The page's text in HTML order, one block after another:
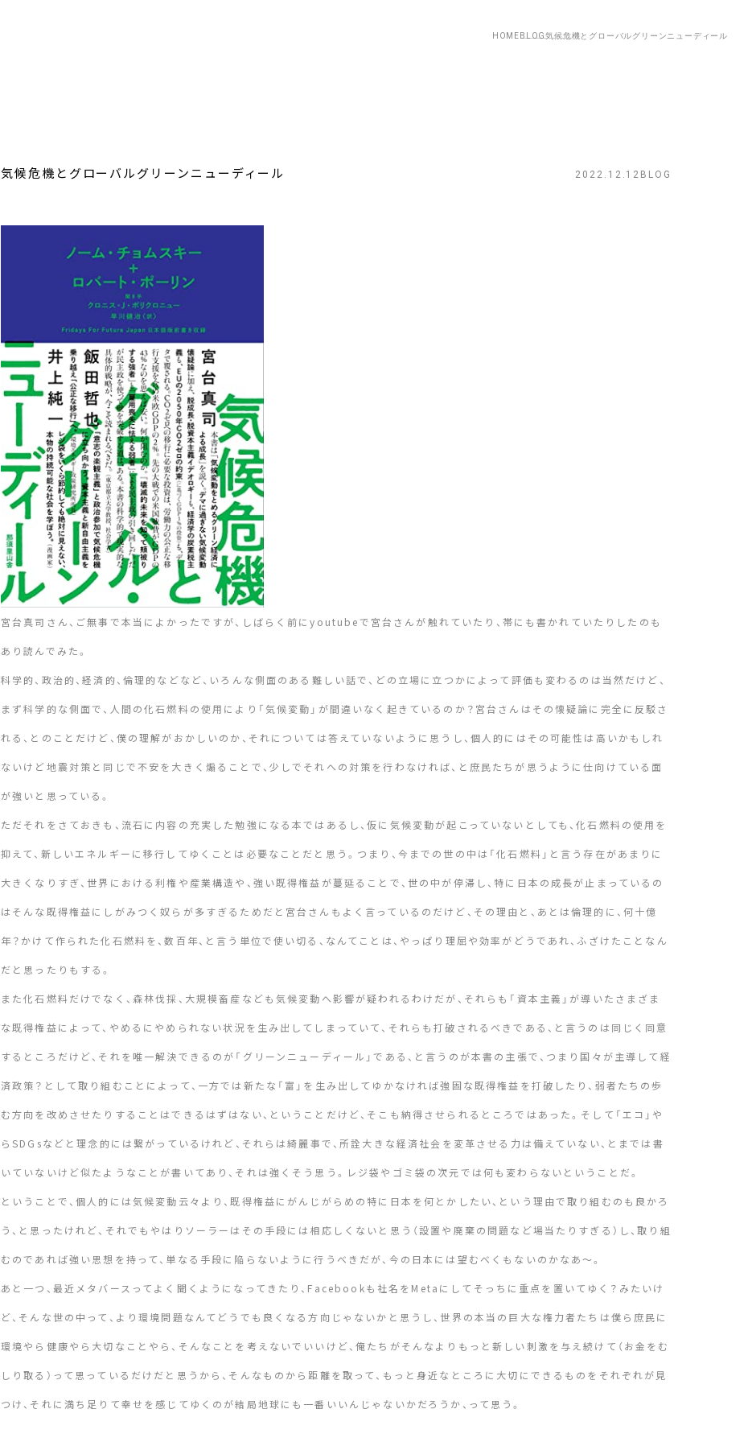
気候危機とグローバルグリーンニューディール 2022.12.12 BLOG
宮台真司さん、ご無事で本当によかったですが、しばらく前にyoutubeで宮台さんが触れていたり、帯にも書かれていたりしたのも
あり読んでみた。
科学的、政治的、経済的、倫理的などなど、いろんな側面のある難しい話で、どの立場に立つかによって評価も変わるのは当然だけど、
まず科学的な側面で、人間の化石燃料の使用により「気候変動」が間違いなく起きているのか？宮台さんはその懐疑論に完全に反駁さ
れる、とのことだけど、僕の理解がおかしいのか、それについては答えていないように思うし、個人的にはその可能性は高いかもしれ
ないけど地震対策と同じで不安を大きく煽ることで、少しでそれへの対策を行わなければ、と庶民たちが思うように仕向けている面
が強いと思っている。
ただそれをさておきも、流石に内容の充実した勉強になる本ではあるし、仮に気候変動が起こっていないとしても、化石燃料の使用を
抑えて、新しいエネルギーに移行してゆくことは必要なことだと思う。つまり、今までの世の中は「化石燃料」と言う存在があまりに
大きくなりすぎ、世界における利権や産業構造や、強い既得権益が蔓延ることで、世の中が停滞し、特に日本の成長が止まっているの
はそんな既得権益にしがみつく奴らが多すぎるためだと宮台さんもよく言っているのだけど、その理由と、あとは倫理的に、何十億
年？かけて作られた化石燃料を、数百年、と言う単位で使い切る、なんてことは、やっぱり理屈や効率がどうであれ、ふざけたことなん
だと思ったりもする。
また化石燃料だけでなく、森林伐採、大規模畜産なども気候変動へ影響が疑われるわけだが、それらも「資本主義」が導いたさまざま
な既得権益によって、やめるにやめられない状況を生み出してしまっていて、それらも打破されるべきである、と言うのは同じく同意
するところだけど、それを唯一解決できるのが「グリーンニューディール」である、と言うのが本書の主張で、つまり国々が主導して経
済政策？として取り組むことによって、一方では新たな「富」を生み出してゆかなければ強固な既得権益を打破したり、弱者たちの歩
む方向を改めさせたりすることはできるはずはない、ということだけど、そこも納得させられるところではあった。そして「エコ」や
らSDGsなどと理念的には繋がっているけれど、それらは綺麗事で、所詮大きな経済社会を変革させる力は備えていない、とまでは書
いていないけど似たようなことが書いてあり、それは強くそう思う。レジ袋やゴミ袋の次元では何も変わらないということだ。
ということで、個人的には気候変動云々より、既得権益にがんじがらめの特に日本を何とかしたい、という理由で取り組むのも良かろ
う、と思ったけれど、それでもやはりソーラーはその手段には相応しくないと思う（設置や廃棄の問題など場当たりすぎる）し、取り組
むのであれば強い思想を持って、単なる手段に陥らないように行うべきだが、今の日本には望むべくもないのかなあ〜。
あと一つ、最近メタバースってよく聞くようになってきたり、Facebookも社名をMetaにしてそっちに重点を置いてゆく？みたいけ
ど、そんな世の中って、より環境問題なんてどうでも良くなる方向じゃないかと思うし、世界の本当の巨大な権力者たちは僕ら庶民に
環境やら健康やら大切なことやら、そんなことを考えないでいいけど、俺たちがそんなよりもっと新しい刺激を与え続けて（お金をむ
しり取る）って思っているだけだと思うから、そんなものから距離を取って、もっと身近なところに大切にできるものをそれぞれが見
つけ、それに満ち足りて幸せを感じてゆくのが結局地球にも一番いいんじゃないかだろうか、って思う。
HOME BLOG気候危機とグローバルグリーンニューディール